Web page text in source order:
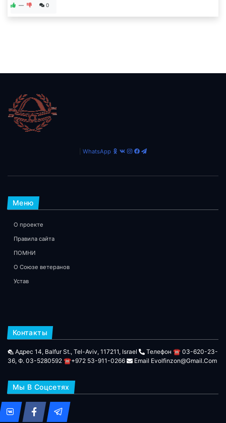
— 0
WhatsApp
Меню
О проекте
Правила сайта
ПОМНИ
О Союзе ветеранов
Устав
Контакты
Адрес 14, Balfur St., Tel-Aviv, 117211, Israel
Телефон ☎ 03-620-23-
36, Ф. 03-5280592 ☎+972 53-911-0266
Email Evolfinzon@gmail.com
Мы В Соцсетях